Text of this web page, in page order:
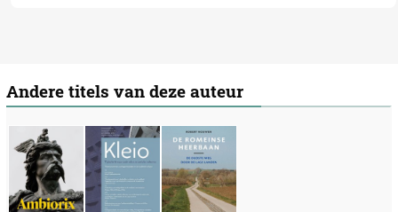
Andere titels van deze auteur